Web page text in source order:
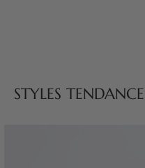
STYLES TENDANCE